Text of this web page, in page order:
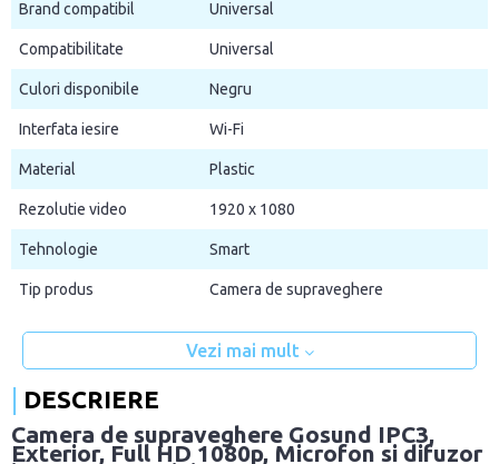
Brand compatibil Universal
Compatibilitate Universal
Culori disponibile Negru
Interfata iesire Wi-Fi
Material Plastic
Rezolutie video 1920 x 1080
Tehnologie Smart
Tip produs Camera de supraveghere
Vezi mai mult
DESCRIERE
Camera de supraveghere Gosund IPC3,
Exterior, Full HD 1080p, Microfon si difuzor